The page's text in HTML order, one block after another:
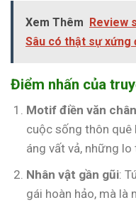
Xem Thêm Review
Sâu có thật sự xứng
Điểm nhấn của
Motif điền văn
cuộc sống thôn quê
áng vất vả, những
Nhân vật gần gũi:
gái hoàn hảo, mà là